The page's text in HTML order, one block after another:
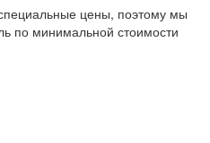
цены, поэтому мы
по минимальной стоимости